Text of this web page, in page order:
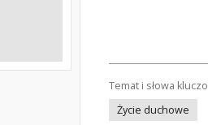
Temat i słowa
Życie duchowe